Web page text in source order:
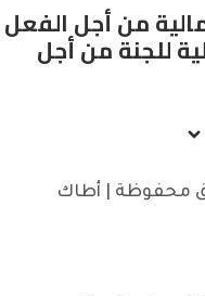
من أجل الفعل
للجنة من أجل
الحقوق محفوظة | أطاك